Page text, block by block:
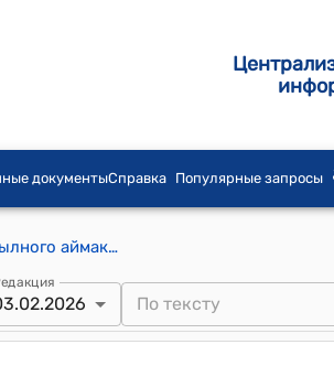
документыСправка Популярные запросы
Постановление Гавриловского айылного кенеша Гавриловского айылного аймака от 3 февраля 2026 года № 12/81 "Об утверждении штатного расписания Дома культуры села Гавриловка"